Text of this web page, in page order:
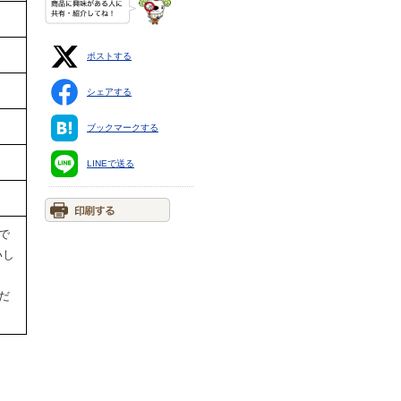
ポストする
シェアする
ブックマークする
LINEで送る